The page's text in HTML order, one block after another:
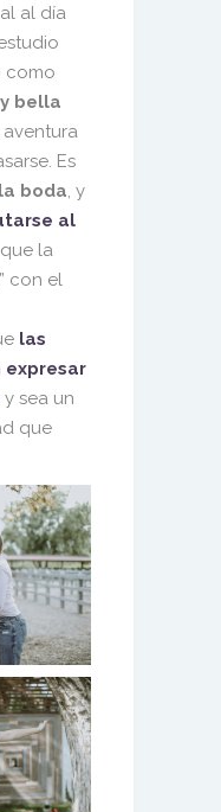
al día
como
bella
Es
boda , y
al
la
” con el
las
y sea un
que